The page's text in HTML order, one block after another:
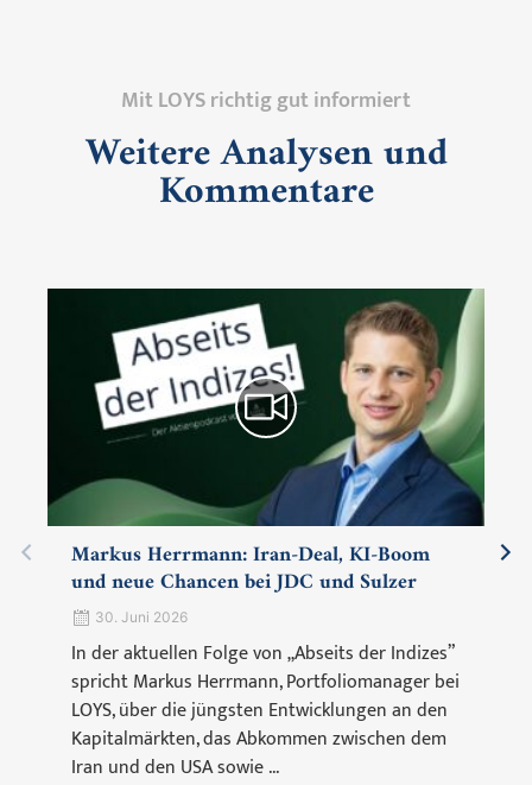
Mit LOYS richtig gut informiert
Weitere Analysen und
Kommentare
Markus Herrmann: Iran-Deal, KI-Boom
und neue Chancen bei JDC und Sulzer
30. Juni 2026
In der aktuellen Folge von „Abseits der Indizes”
spricht Markus Herrmann, Portfoliomanager bei
LOYS, über die jüngsten Entwicklungen an den
Kapitalmärkten, das Abkommen zwischen dem
Iran und den USA sowie ...